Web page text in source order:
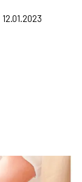
12.01.2023